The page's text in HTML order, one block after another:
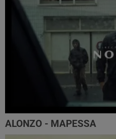
ALONZO - MAPESSA